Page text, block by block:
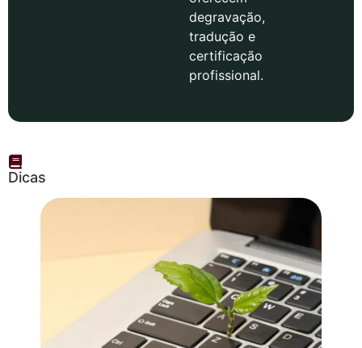
degravação,
tradução e
certificação
profissional.
Dicas